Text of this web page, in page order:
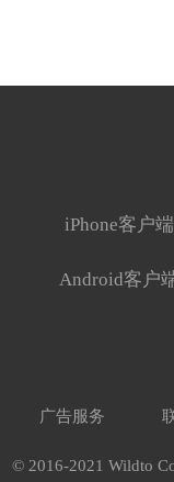
iPhone客户端
Android客户
广告服务
© 2016-2021 Wildto